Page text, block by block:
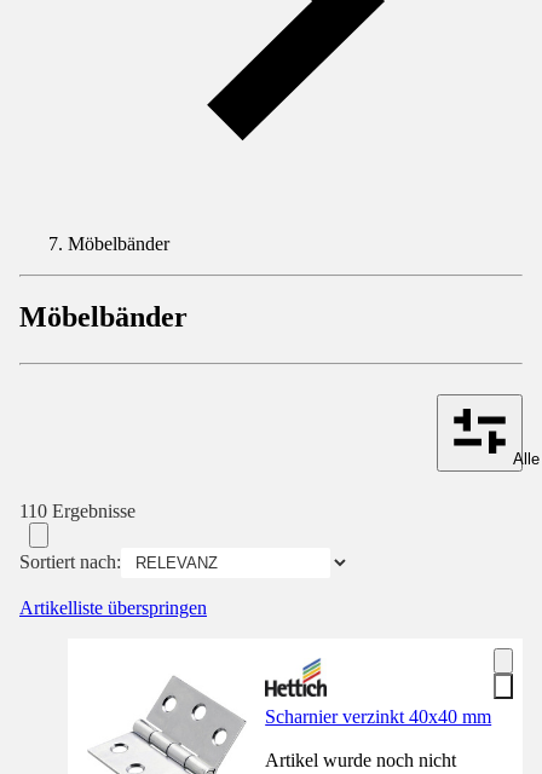
Möbelbänder
Möbelbänder
110 Ergebnisse
Sortiert nach:
Artikelliste überspringen
Scharnier verzinkt 40x40 mm
Artikel wurde noch nicht